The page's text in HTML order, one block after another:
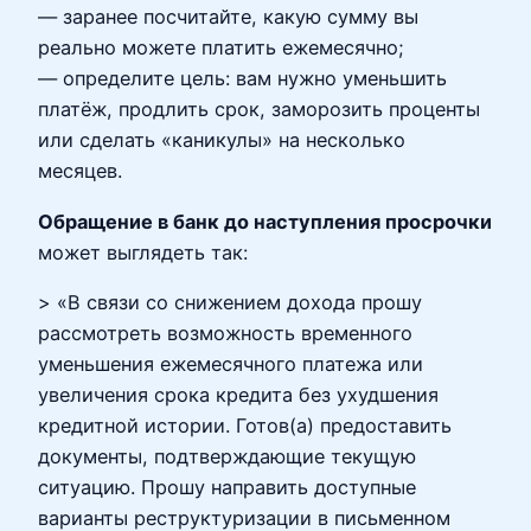
— заранее посчитайте, какую сумму вы
реально можете платить ежемесячно;
— определите цель: вам нужно уменьшить
платёж, продлить срок, заморозить проценты
или сделать «каникулы» на несколько
месяцев.
Обращение в банк до наступления просрочки
может выглядеть так:
> «В связи со снижением дохода прошу
рассмотреть возможность временного
уменьшения ежемесячного платежа или
увеличения срока кредита без ухудшения
кредитной истории. Готов(а) предоставить
документы, подтверждающие текущую
ситуацию. Прошу направить доступные
варианты реструктуризации в письменном